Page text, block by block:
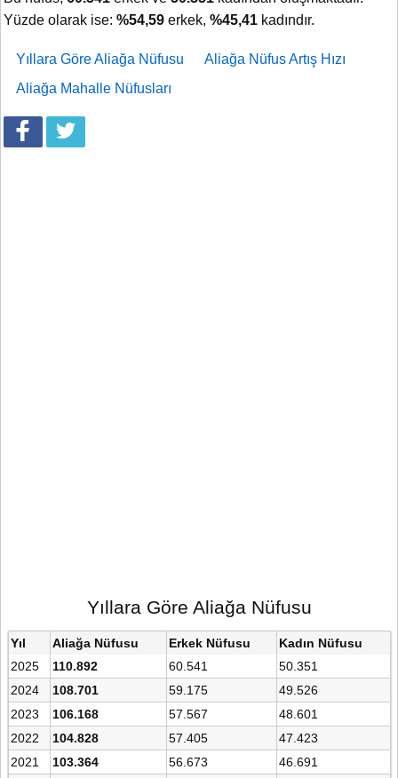
Yüzde olarak ise: %54,59 erkek, %45,41 kadındır.
Yıllara Göre Aliağa Nüfusu
Aliağa Nüfus Artış Hızı
Aliağa Mahalle Nüfusları
Yıllara Göre Aliağa Nüfusu
Yıl Aliağa Nüfusu Erkek Nüfusu
Kadın Nüfusu
2025
110.892 60.541
50.351
2024
108.701 59.175
49.526
2023
106.168 57.567
48.601
2022
104.828 57.405
47.423
2021
103.364 56.673
46.691